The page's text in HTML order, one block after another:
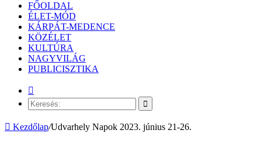
FŐOLDAL
ÉLET-MÓD
KÁRPÁT-MEDENCE
KÖZÉLET
KULTÚRA
NAGYVILÁG
PUBLICISZTIKA
cikk
Keresés:
Kezdőlap/Udvarhely Napok 2023. június 21-26.